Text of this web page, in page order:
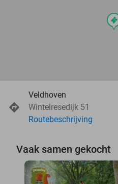
events
Veldhoven
Wintelresedijk 51
Routebeschrijving
Vaak samen gekocht